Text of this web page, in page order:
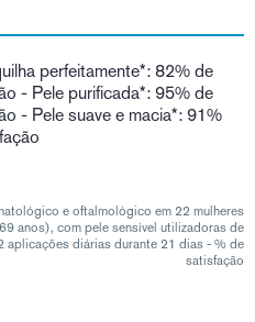
perfeitamente*: 82% de
- Pele purificada*: 95% de
- Pele suave e macia*: 91%
e oftalmológico em 22 mulheres
anos), com pele sensível utilizadoras de
aplicações diárias durante 21 dias - % de
satisfação